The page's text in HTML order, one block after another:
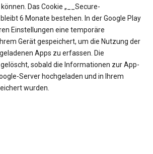
Das Cookie „__Secure-
bleibt 6 Monate bestehen. In der Google Play
Einstellungen eine temporäre
Gerät gespeichert, um die Nutzung der
Apps zu erfassen. Die
sobald die Informationen zur App-
Server hochgeladen und in Ihrem
wurden.